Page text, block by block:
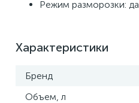
Режим разморозки: да
Характеристики
Бренд
Объем, л